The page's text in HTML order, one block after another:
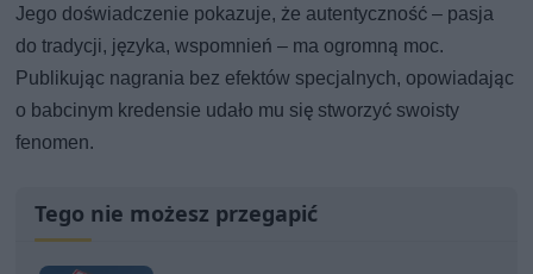
Jego doświadczenie pokazuje, że autentyczność – pasja
do tradycji, języka, wspomnień – ma ogromną moc.
Publikując nagrania bez efektów specjalnych, opowiadając
o babcinym kredensie udało mu się stworzyć swoisty
fenomen.
Tego nie możesz przegapić